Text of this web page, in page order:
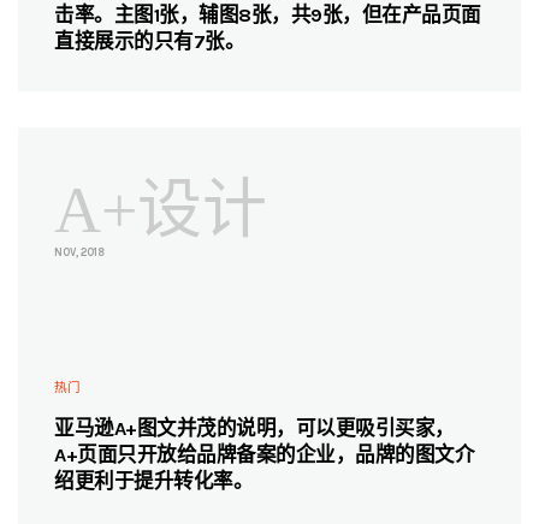
击率。主图1张，辅图8张，共9张，但在产品页面
直接展示的只有7张。
A+设计
NOV, 2018
热门
亚马逊A+图文并茂的说明，可以更吸引买家，
A+页面只开放给品牌备案的企业，品牌的图文介
绍更利于提升转化率。